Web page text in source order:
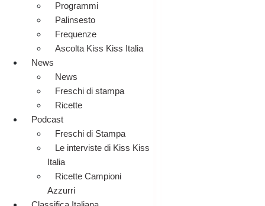
Programmi
Palinsesto
Frequenze
Ascolta Kiss Kiss Italia
News
News
Freschi di stampa
Ricette
Podcast
Freschi di Stampa
Le interviste di Kiss Kiss
Italia
Ricette Campioni
Azzurri